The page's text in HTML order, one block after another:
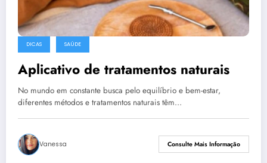
DICAS SAÚDE
Aplicativo de tratamentos naturais
No mundo em constante busca pelo equilíbrio e bem-estar,
diferentes métodos e tratamentos naturais têm…
Vanessa Consulte Mais Informação